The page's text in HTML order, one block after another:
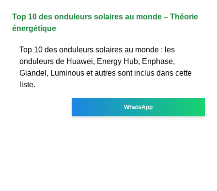
Top 10 des onduleurs solaires au monde – Théorie
énergétique
Top 10 des onduleurs solaires au monde : les
onduleurs de Huawei, Energy Hub, Enphase,
Giandel, Luminous et autres sont inclus dans cette
liste.
WhatsApp